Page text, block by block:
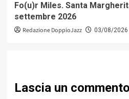
Fo(u)r Miles. Santa
settembre 2026
Redazione DoppioJazz 03/08/2026
Lascia un commento